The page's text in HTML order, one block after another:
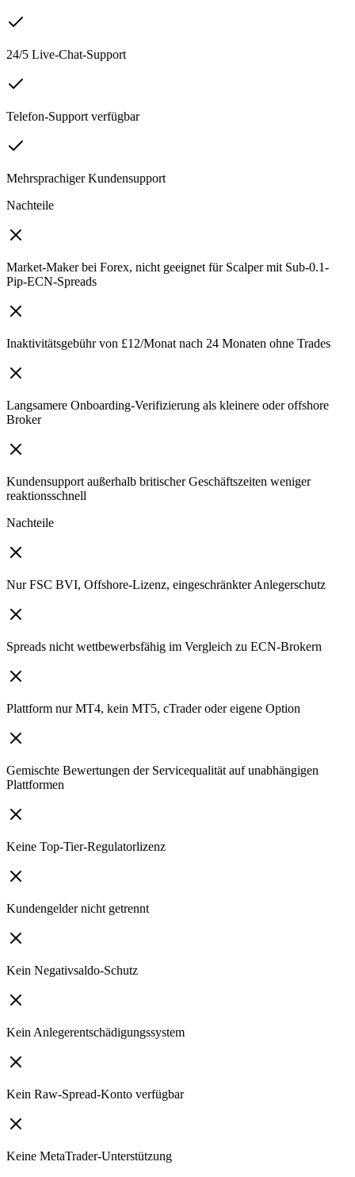
24/5 Live-Chat-Support
Telefon-Support verfügbar
Mehrsprachiger Kundensupport
Nachteile
Market-Maker bei Forex, nicht geeignet für Scalper mit Sub-0.1-
Pip-ECN-Spreads
Inaktivitätsgebühr von £12/Monat nach 24 Monaten ohne Trades
Langsamere Onboarding-Verifizierung als kleinere oder offshore
Broker
Kundensupport außerhalb britischer Geschäftszeiten weniger
reaktionsschnell
Nachteile
Nur FSC BVI, Offshore-Lizenz, eingeschränkter Anlegerschutz
Spreads nicht wettbewerbsfähig im Vergleich zu ECN-Brokern
Plattform nur MT4, kein MT5, cTrader oder eigene Option
Gemischte Bewertungen der Servicequalität auf unabhängigen
Plattformen
Keine Top-Tier-Regulatorlizenz
Kundengelder nicht getrennt
Kein Negativsaldo-Schutz
Kein Anlegerentschädigungssystem
Kein Raw-Spread-Konto verfügbar
Keine MetaTrader-Unterstützung